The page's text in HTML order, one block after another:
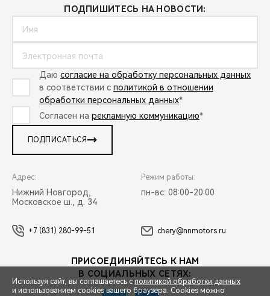
ПОДПИШИТЕСЬ НА НОВОСТИ:
Даю согласие на обработку персональных данных
в соответствии с политикой в отношении
обработки персональных данных*
Согласен на рекламную коммуникацию*
ПОДПИСАТЬСЯ
Адрес:
Нижний Новгород,
Московское ш., д. 34
Режим работы:
пн-вс: 08:00-20:00
+7 (831) 280-99-51 chery@nnmotors.ru
ПРИСОЕДИНЯЙТЕСЬ К НАМ
В СОЦИАЛЬНЫХ СЕТЯХ:
Используя сайт, вы соглашаетесь с политикой обработки данных
и использованием cookies вашего браузера. Cookies можно